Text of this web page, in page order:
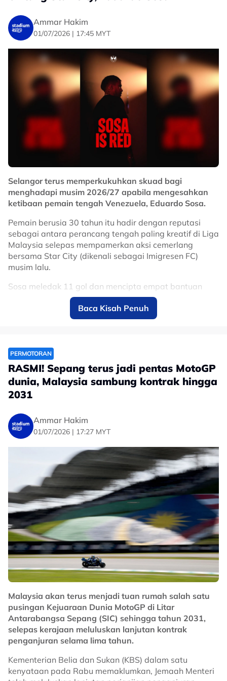
Ammar Hakim
01/07/2026 | 17:45 MYT
Selangor terus memperkukuhkan skuad bagi
menghadapi musim 2026/27 apabila mengesahkan
ketibaan pemain tengah Venezuela, Eduardo Sosa.
Pemain berusia 30 tahun itu hadir dengan reputasi
sebagai antara perancang tengah paling kreatif di Liga
Malaysia selepas mempamerkan aksi cemerlang
bersama Star City (dikenali sebagai Imigresen FC)
musim lalu.
Sosa meledak 11 gol dan mencipta empat bantuan
jaringan, sekali gus muncul antara pemain import
paling menyerlah dalam saingan domestik.
kreativiti, kawalan permainan dan kebolehan
menghasilkan hantaran yang mampu memecahkan
benteng pertahanan lawan.
Sebelum berhijrah ke Malaysia, Sosa turut memiliki
Columbus Crew, selain merasai saingan berprestij Copa
Libertadores, menjadikannya pemain yang sudah
biasa beraksi di pentas kompetitif.
Dikenali dengan visi permainan yang tinggi,
kemampuan mengekalkan penguasaan bola serta etika
kerja yang konsisten, Sosa dijangka menjadi watak
penting dalam sistem permainan Selangor musim ini.
Penyokong Red Giants pastinya mengharapkan
sentuhan pemain kelahiran Venezuela itu mampu
membantu Selangor kembali mencabar kejuaraan
domestik, selain memperkukuhkan cabaran kelab di
pentas Asia pada musim baharu.
No node context available.
Related Topics
#Selangor #bola sepak
Baca Kisah Penuh
PERMOTORAN
RASMI! Sepang terus jadi pentas MotoGP
dunia, Malaysia sambung kontrak hingga
2031
Ammar Hakim
01/07/2026 | 17:27 MYT
Malaysia akan terus menjadi tuan rumah salah satu
pusingan Kejuaraan Dunia MotoGP di Litar
Antarabangsa Sepang (SIC) sehingga tahun 2031,
selepas kerajaan meluluskan lanjutan kontrak
penganjuran selama lima tahun.
Kementerian Belia dan Sukan (KBS) dalam satu
kenyataan pada Rabu memaklumkan, Jemaah Menteri